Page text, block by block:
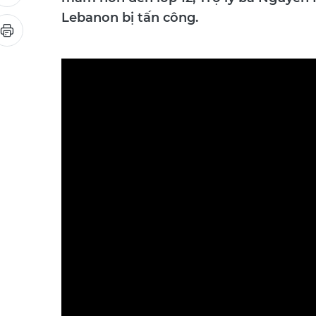
mầm non đến lớp 12; Trợ lý bà
Lebanon bị tấn công.